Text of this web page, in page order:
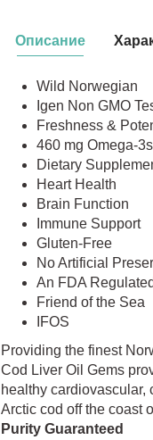
Описание
Wild Norwegian
Igen Non GMO
Freshness &
460 mg Omega-3s
Dietary
Heart Health
Brain Function
Immune Support
Gluten-Free
No Artificial
An FDA
Friend of the Sea
IFOS
Providing the finest
Cod Liver Oil Gems
healthy cardiovascular,
Arctic cod off the coast
Purity Guaranteed